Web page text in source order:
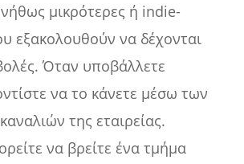
μικρότερες ή indie-
εξακολουθούν να δέχονται
Όταν υποβάλλετε
να το κάνετε μέσω των
της εταιρείας.
να βρείτε ένα τμήμα